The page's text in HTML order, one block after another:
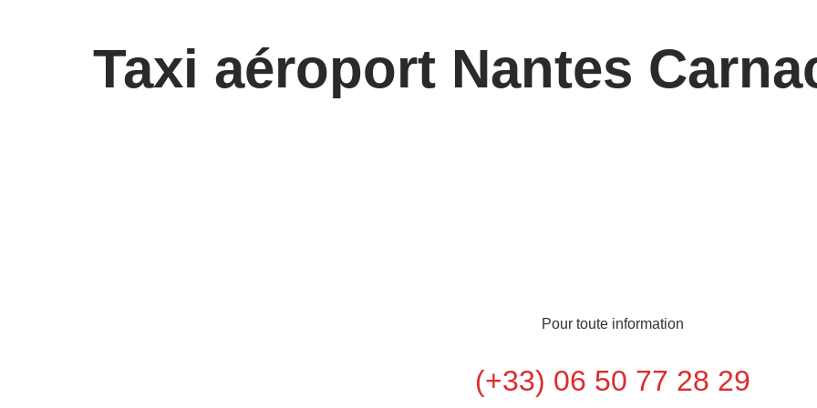
Taxi aéroport Nantes
Pour toute information
(+33) 06 50 77 28 29